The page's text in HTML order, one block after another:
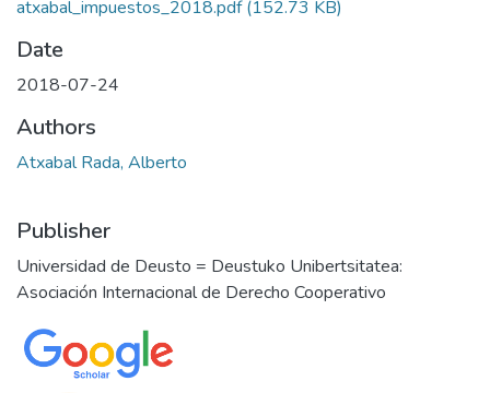
atxabal_impuestos_2018.pdf(152.73 KB)
Date
2018-07-24
Authors
Atxabal Rada, Alberto
Publisher
Universidad de Deusto = Deustuko Unibertsitatea:
Asociación Internacional de Derecho Cooperativo